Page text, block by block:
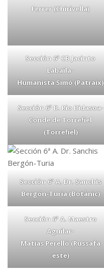
Ferrer (Chirivella)
Sección 6ª CB Jacinto
Labaila-
Humanista Simó (Patraix)
Sección 6ª B. Rio Bidasoa-
Conde de Torrefiel
(Torrefiel)
Sección 6ª A. Dr. Sanchis
Bergón-Turia (Botànic)
Sección 6ª A. Maestro
Aguilar-
Matías Perelló (Russafa
este)